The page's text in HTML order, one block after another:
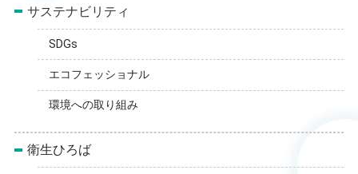
サステナビリティ
SDGs
エコフェッショナル
環境への取り組み
衛生ひろば